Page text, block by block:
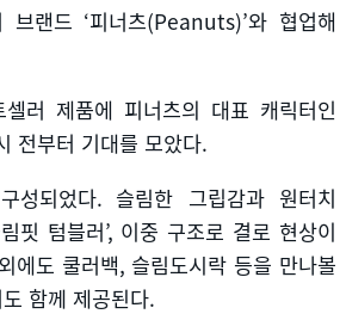
브랜드 ‘피너츠(Peanuts)’와 협업해
러 제품에 피너츠의 대표 캐릭터인
전부터 기대를 모았다.
성되었다.슬림한 그립감과 원터치
핏 텀블러’, 이중 구조로 결로 현상이
외에도 쿨러백, 슬림도시락 등을 만나볼
함께 제공된다.